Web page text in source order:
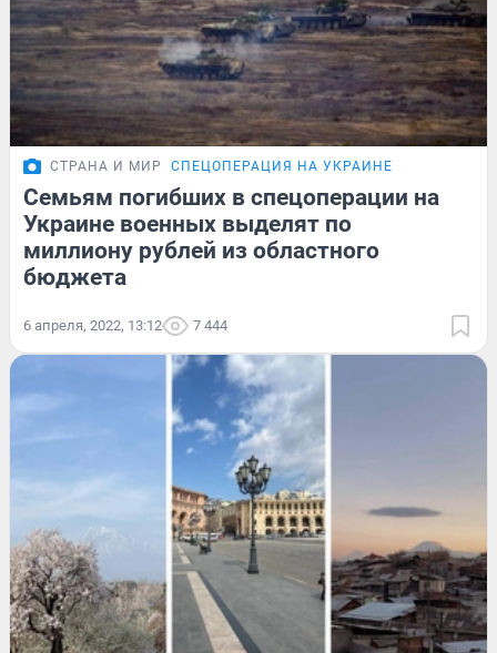
СТРАНА И МИР СПЕЦОПЕРАЦИЯ НА УКРАИНЕ
Семьям погибших в спецоперации на
Украине военных выделят по
миллиону рублей из областного
бюджета
6 апреля, 2022, 13:12 7 444